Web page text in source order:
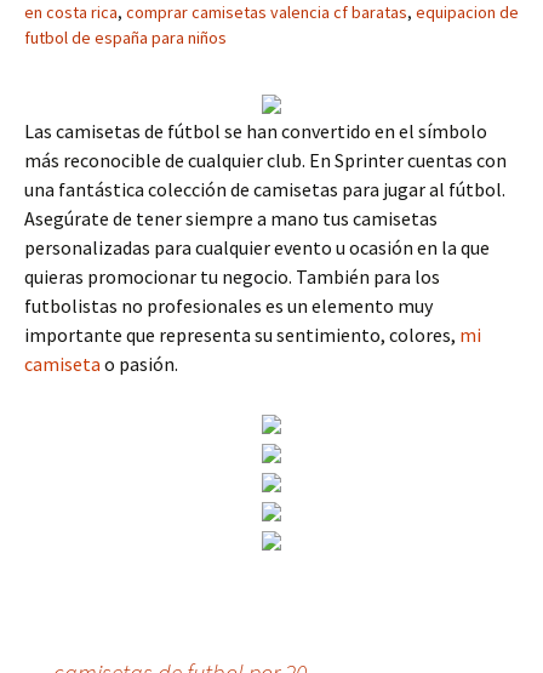
en costa rica, comprar camisetas valencia cf baratas, equipacion de
futbol de españa para niños
Las camisetas de fútbol se han convertido en el símbolo
más reconocible de cualquier club. En Sprinter cuentas con
una fantástica colección de camisetas para jugar al fútbol.
Asegúrate de tener siempre a mano tus camisetas
personalizadas para cualquier evento u ocasión en la que
quieras promocionar tu negocio. También para los
futbolistas no profesionales es un elemento muy
importante que representa su sentimiento, colores, mi
camiseta o pasión.